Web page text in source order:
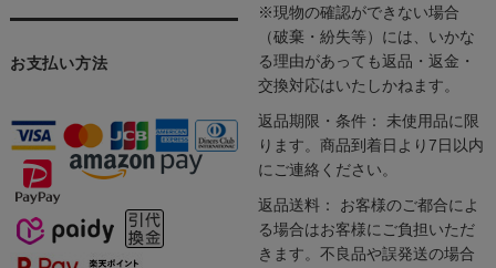
お支払い方法
※現物の確認ができない場合
（破棄・紛失等）には、いかな
る理由があっても返品・返金・
交換対応はいたしかねます。
返品期限・条件： 未使用品に限
ります。商品到着日より7日以内
にご連絡ください。
返品送料： お客様のご都合によ
る場合はお客様にご負担いただ
きます。不良品や誤発送の場合